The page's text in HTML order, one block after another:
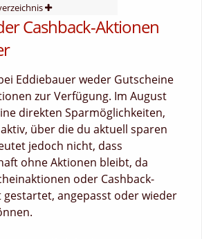
Cashback-Aktionen
Eddiebauer weder Gutscheine
zur Verfügung. Im August
direkten Sparmöglichkeiten,
über die du aktuell sparen
jedoch nicht, dass
ohne Aktionen bleibt, da
oder Cashback-
gestartet, angepasst oder wieder